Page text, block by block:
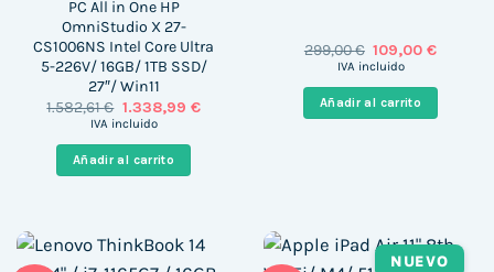
PC All in One HP
OmniStudio X 27-
CS1006NS Intel Core Ultra
5-226V/ 16GB/ 1TB SSD/
27″/ Win11
1.582,61€ El
precio
era:
1.582,61 €.
1.338,99 €El
IVA incluido
Añadir al carrito
299,00€ El
precio
era:
299,00 €.
109,00€El
es:
IVA incluido
Añadir al carrito
NUEVO